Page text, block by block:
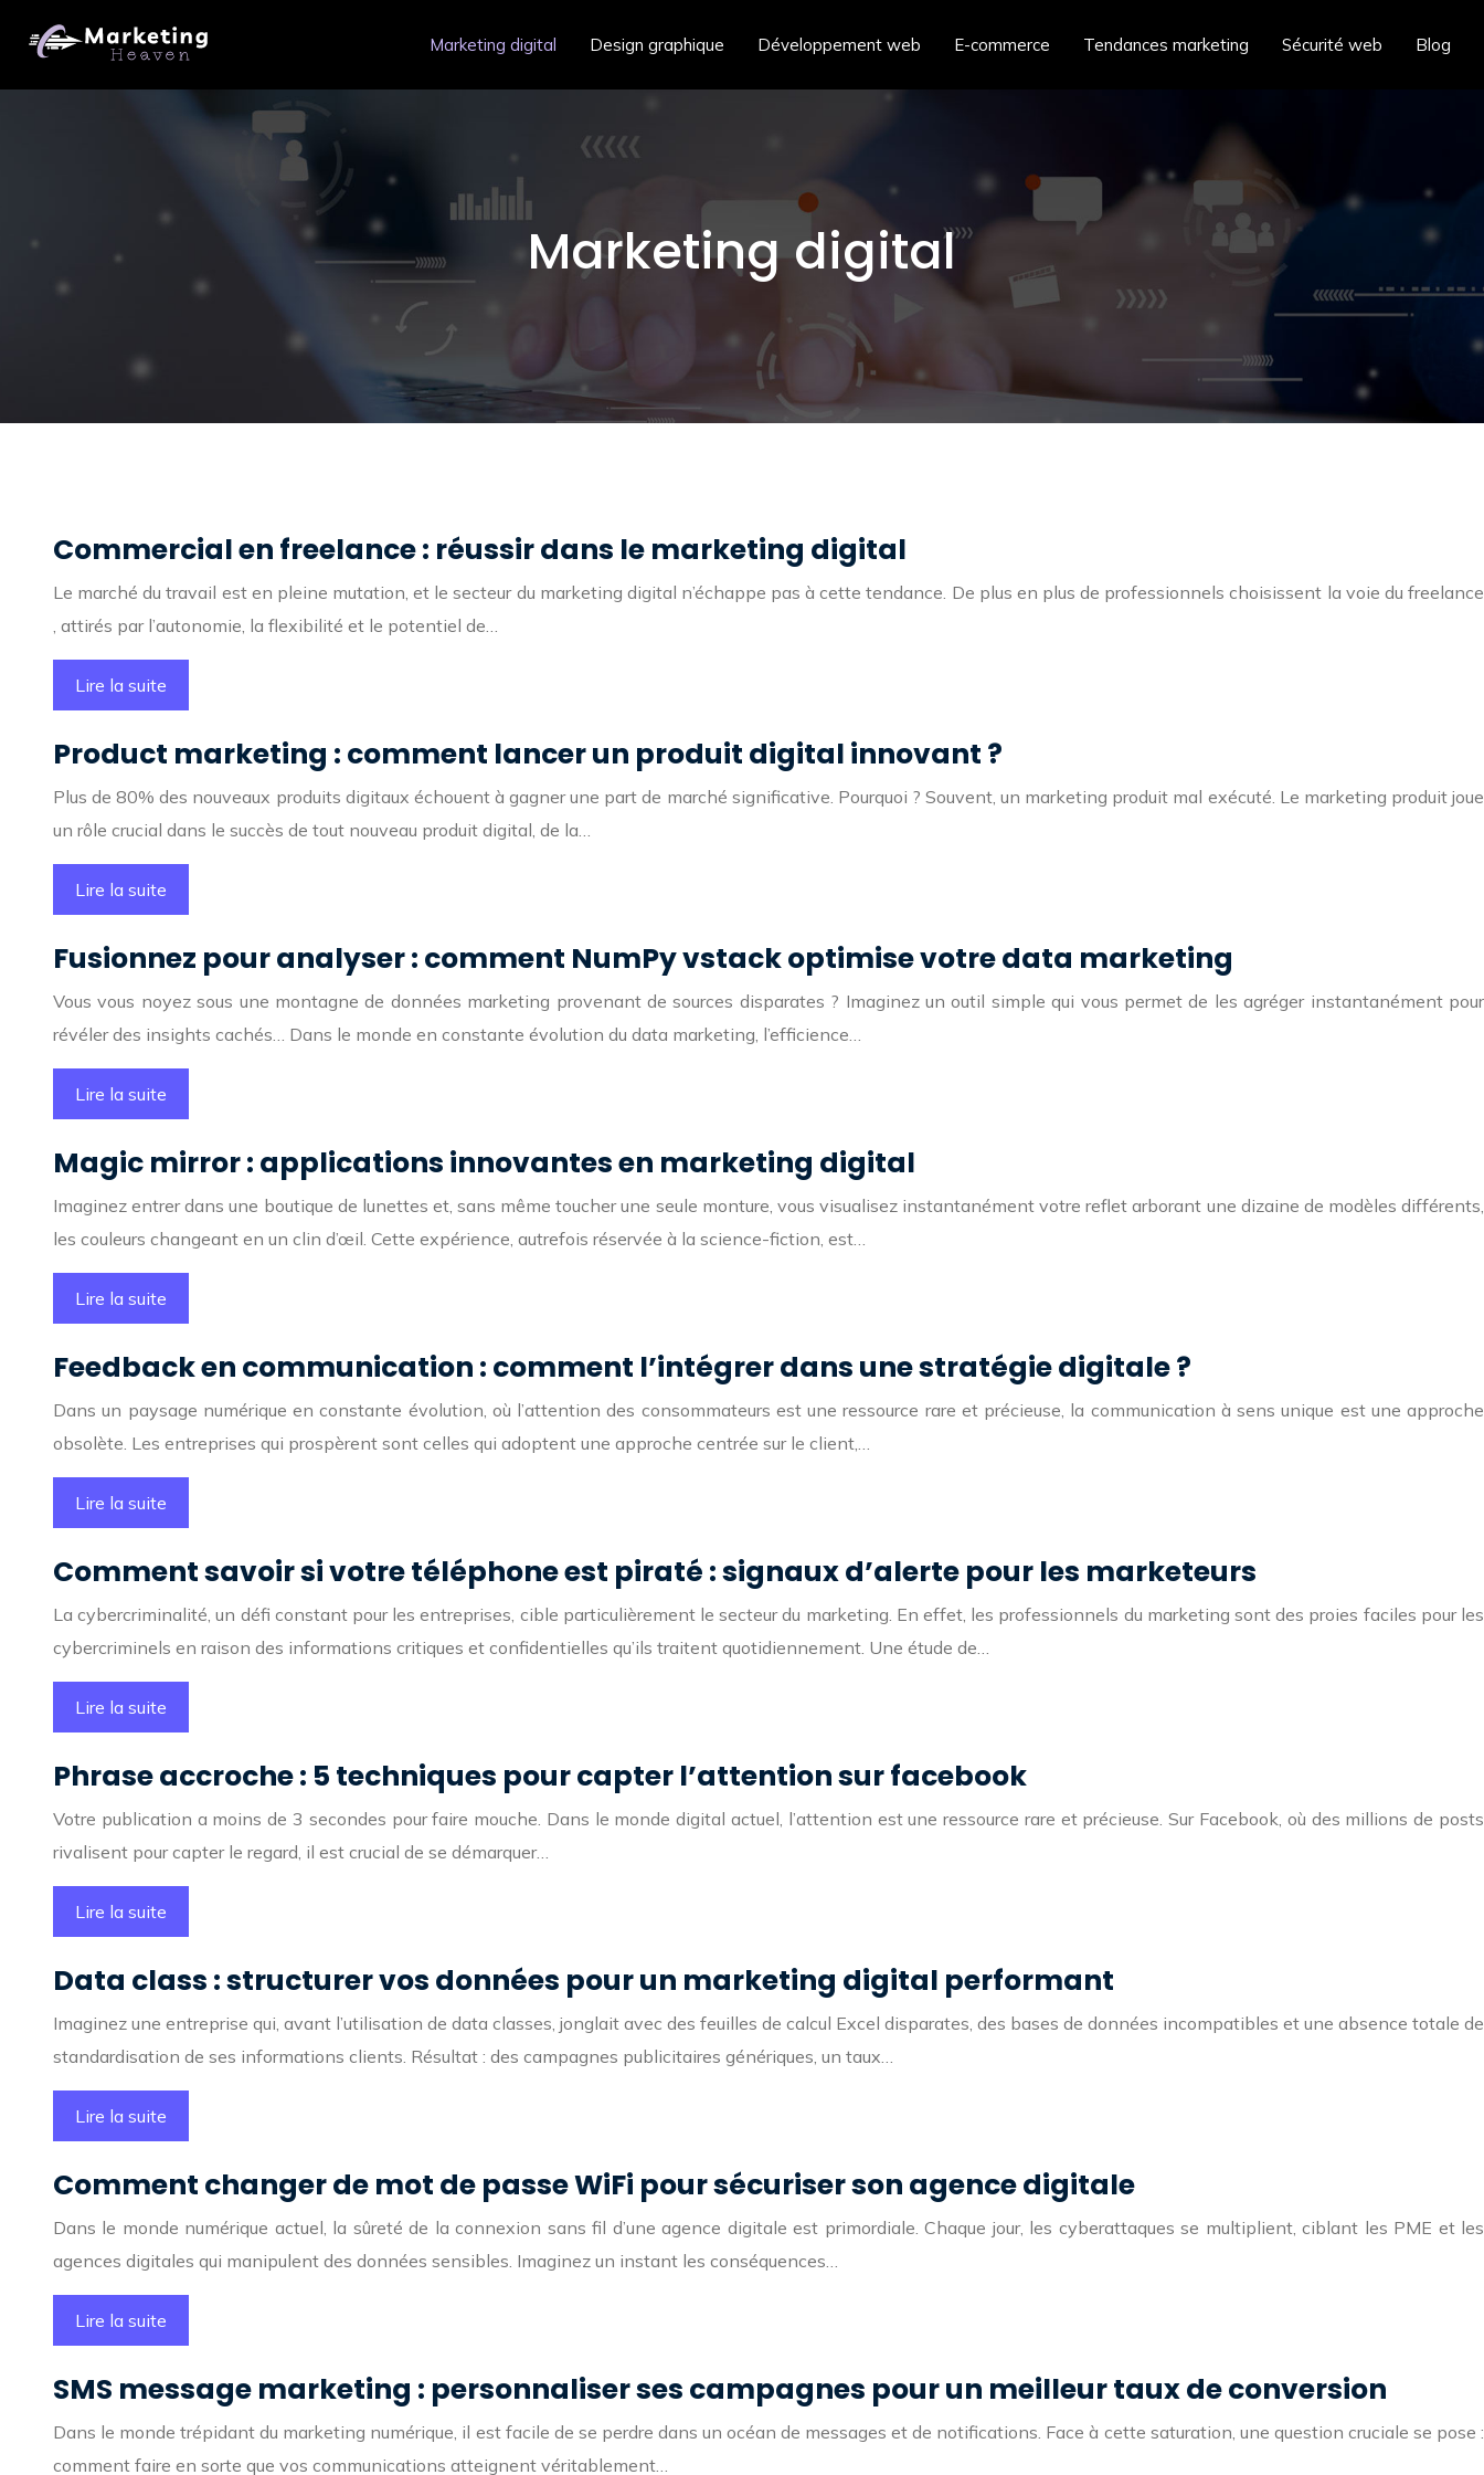
Marketing digital Design graphique Développement web E-commerce Tendances marketing Sécurité web Blog
Marketing digital
Commercial en freelance : réussir dans le marketing digital
Le marché du travail est en pleine mutation, et le secteur du marketing digital n’échappe pas à cette tendance. De plus en plus de professionnels choisissent la voie du freelance
, attirés par l’autonomie, la flexibilité et le potentiel de…
Lire la suite
Product marketing : comment lancer un produit digital innovant ?
Plus de 80% des nouveaux produits digitaux échouent à gagner une part de marché significative. Pourquoi ? Souvent, un marketing produit mal exécuté. Le marketing produit joue
un rôle crucial dans le succès de tout nouveau produit digital, de la…
Lire la suite
Fusionnez pour analyser : comment NumPy vstack optimise votre data marketing
Vous vous noyez sous une montagne de données marketing provenant de sources disparates ? Imaginez un outil simple qui vous permet de les agréger instantanément pour
révéler des insights cachés… Dans le monde en constante évolution du data marketing, l’efficience…
Lire la suite
Magic mirror : applications innovantes en marketing digital
Imaginez entrer dans une boutique de lunettes et, sans même toucher une seule monture, vous visualisez instantanément votre reflet arborant une dizaine de modèles différents,
les couleurs changeant en un clin d’œil. Cette expérience, autrefois réservée à la science-fiction, est…
Lire la suite
Feedback en communication : comment l’intégrer dans une stratégie digitale ?
Dans un paysage numérique en constante évolution, où l’attention des consommateurs est une ressource rare et précieuse, la communication à sens unique est une approche
obsolète. Les entreprises qui prospèrent sont celles qui adoptent une approche centrée sur le client,…
Lire la suite
Comment savoir si votre téléphone est piraté : signaux d’alerte pour les marketeurs
La cybercriminalité, un défi constant pour les entreprises, cible particulièrement le secteur du marketing. En effet, les professionnels du marketing sont des proies faciles pour les
cybercriminels en raison des informations critiques et confidentielles qu’ils traitent quotidiennement. Une étude de…
Lire la suite
Phrase accroche : 5 techniques pour capter l’attention sur facebook
Votre publication a moins de 3 secondes pour faire mouche. Dans le monde digital actuel, l’attention est une ressource rare et précieuse. Sur Facebook, où des millions de posts
rivalisent pour capter le regard, il est crucial de se démarquer…
Lire la suite
Data class : structurer vos données pour un marketing digital performant
Imaginez une entreprise qui, avant l’utilisation de data classes, jonglait avec des feuilles de calcul Excel disparates, des bases de données incompatibles et une absence totale de
standardisation de ses informations clients. Résultat : des campagnes publicitaires génériques, un taux…
Lire la suite
Comment changer de mot de passe WiFi pour sécuriser son agence digitale
Dans le monde numérique actuel, la sûreté de la connexion sans fil d’une agence digitale est primordiale. Chaque jour, les cyberattaques se multiplient, ciblant les PME et les
agences digitales qui manipulent des données sensibles. Imaginez un instant les conséquences…
Lire la suite
SMS message marketing : personnaliser ses campagnes pour un meilleur taux de conversion
Dans le monde trépidant du marketing numérique, il est facile de se perdre dans un océan de messages et de notifications. Face à cette saturation, une question cruciale se pose :
comment faire en sorte que vos communications atteignent véritablement…